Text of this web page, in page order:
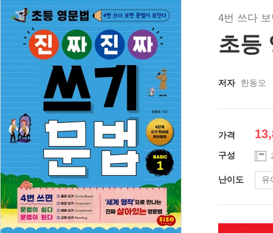
4번 쓰다
초등
저자 한동오
가격
구성
난이도 유